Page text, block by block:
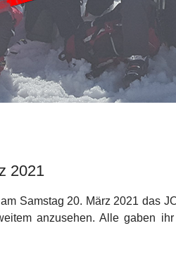
2021
Samstag 20. März 2021 das
anzusehen. Alle gaben